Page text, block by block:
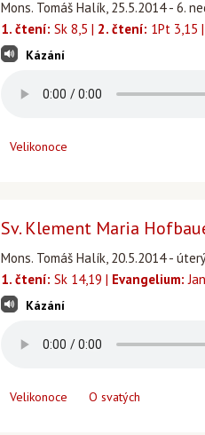
Mons. Tomáš Halík, 25.5.2014 - 6.
1. čtení: Sk 8,5 | 2. čtení: 1Pt 3,15 |
Kázání
Velikonoce
Sv. Klement Maria
Mons. Tomáš Halík, 20.5.2014 -
1. čtení: Sk 14,19 | Evangelium:
Kázání
Velikonoce O svatých